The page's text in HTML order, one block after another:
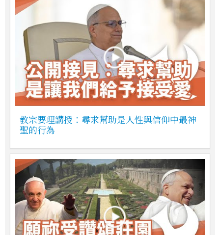
教宗要理講授：尋求幫助是人性與信仰中最神
聖的行為